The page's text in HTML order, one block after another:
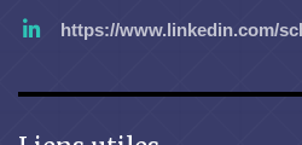
https://www.linkedin.com/